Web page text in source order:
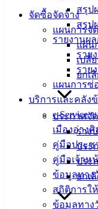
สรุป
สรุป
รายงานผ
ราย
ราย
แผนการซ่
บริการและคลัง
e-Service
เมืองอ่างศิ
คู่มือประช
คู่มือเจ้าห
ข้อมูลทาง
สถิติการใ
ข้อมูลทาง
จัดซื้อจัดจ้าง
แผนการจั
แผน
เปลี่
ยกเ
ประกาศจั
ร่าง
ประ
ประ
ยกเ
(Knowledge
Management)
เทศบาล
สายตรง
ประวัติ
เทศบาล
ผู้บริหาร
หัวหน้า